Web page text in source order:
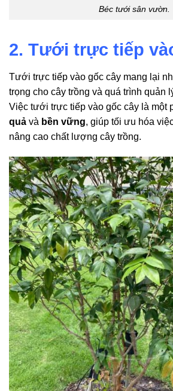
Béc tưới sân vườn.
2. Tưới trực tiếp
Tưới trực tiếp vào gốc cây mang lại
trọng cho cây trồng và quá trình quản
Việc tưới trực tiếp vào gốc cây là một
quả và bền vững, giúp tối ưu hóa
nâng cao chất lượng cây trồng.